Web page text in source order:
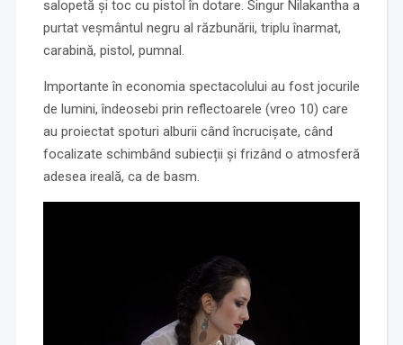
salopetă și toc cu pistol în dotare. Singur Nilakantha a
purtat veșmântul negru al răzbunării, triplu înarmat,
carabină, pistol, pumnal.
Importante în economia spectacolului au fost jocurile
de lumini, îndeosebi prin reflectoarele (vreo 10) care
au proiectat spoturi alburii când încrucișate, când
focalizate schimbând subiecții și frizând o atmosferă
adesea ireală, ca de basm.